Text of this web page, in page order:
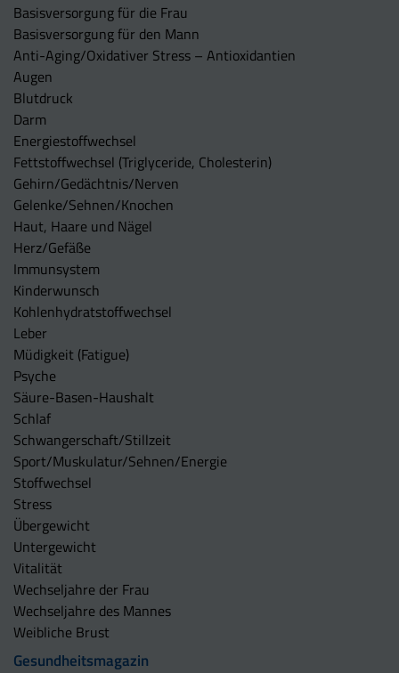
Basisversorgung für die Frau
Basisversorgung für den Mann
Anti-Aging/Oxidativer Stress – Antioxidantien
Augen
Blutdruck
Darm
Energiestoffwechsel
Fettstoffwechsel (Triglyceride, Cholesterin)
Gehirn/Gedächtnis/Nerven
Gelenke/Sehnen/Knochen
Haut, Haare und Nägel
Herz/Gefäße
Immunsystem
Kinderwunsch
Kohlenhydratstoffwechsel
Leber
Müdigkeit (Fatigue)
Psyche
Säure-Basen-Haushalt
Schlaf
Schwangerschaft/Stillzeit
Sport/Muskulatur/Sehnen/Energie
Stoffwechsel
Stress
Übergewicht
Untergewicht
Vitalität
Wechseljahre der Frau
Wechseljahre des Mannes
Weibliche Brust
Gesundheitsmagazin